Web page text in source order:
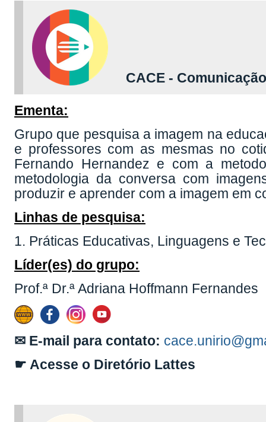
CACE -
Ementa:
Grupo que pesquisa a imagem na
e professores com as mesmas no
Fernando Hernandez e com a
metodologia da conversa com
produzir e aprender com a imagem em
Linhas de pesquisa:
1. Práticas Educativas, Linguagens e
Líder(es) do grupo:
Prof.ª Dr.ª Adriana Hoffmann Fernandes
✉ E-mail para contato:
☛ Acesse o Diretório Lattes